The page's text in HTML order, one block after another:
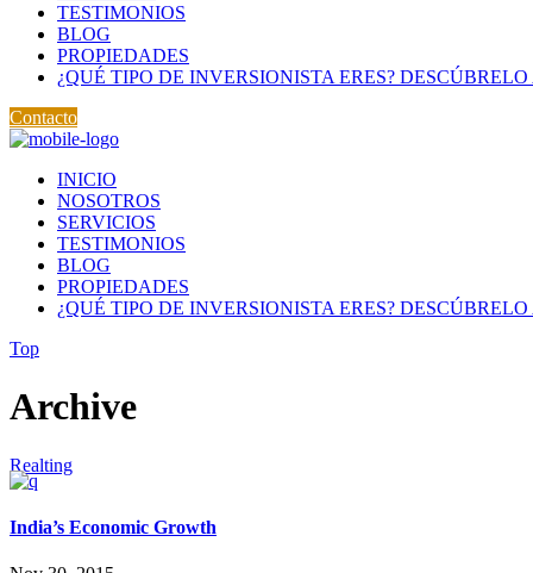
TESTIMONIOS
BLOG
PROPIEDADES
¿QUÉ TIPO DE INVERSIONISTA ERES?
Contacto
INICIO
NOSOTROS
SERVICIOS
TESTIMONIOS
BLOG
PROPIEDADES
¿QUÉ TIPO DE INVERSIONISTA ERES?
Top
Archive
Realting
India’s Economic Growth